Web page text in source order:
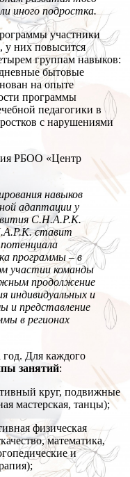
иного подростка.
участники
у них повысится
группам навыков:
бытовые
на опыте
программы
педагогики в
с нарушениями
РБОО «Центр
навыков
адаптации у
С.Н.А.Р.К.
ставит
программы – в
участии команды
продолжение
индивидуальных и
и представление
в регионах
Для каждого
занятий:
круг, подвижные
мастерская, танцы);
физическая
математика,
и